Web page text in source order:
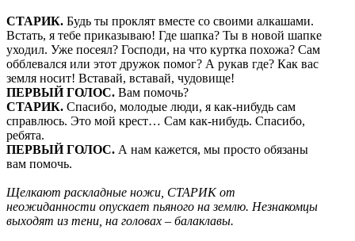
СТАРИК. Будь ты проклят вместе со своими алкашами.
Встать, я тебе приказываю! Где шапка? Ты в новой шапке
уходил. Уже посеял? Господи, на что куртка похожа? Сам
обблевался или этот дружок помог? А рукав где? Как вас
земля носит! Вставай, вставай, чудовище!
ПЕРВЫЙ ГОЛОС. Вам помочь?
СТАРИК. Спасибо, молодые люди, я как-нибудь сам
справлюсь. Это мой крест… Сам как-нибудь. Спасибо,
ребята.
ПЕРВЫЙ ГОЛОС. А нам кажется, мы просто обязаны
вам помочь.
Щелкают раскладные ножи, СТАРИК от
неожиданности опускает пьяного на землю. Незнакомцы
выходят из тени, на головах – балаклавы.